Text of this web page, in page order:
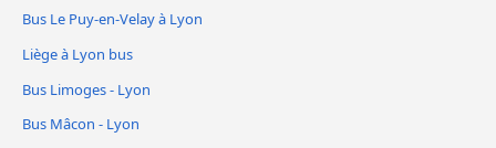
Bus Le Puy-en-Velay à Lyon
Liège à Lyon bus
Bus Limoges - Lyon
Bus Mâcon - Lyon